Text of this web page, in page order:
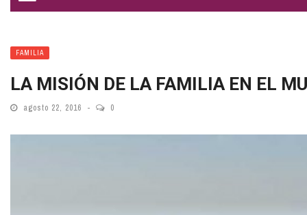
FAMILIA
LA MISIÓN DE LA FAMILIA EN EL
agosto 22, 2016 0